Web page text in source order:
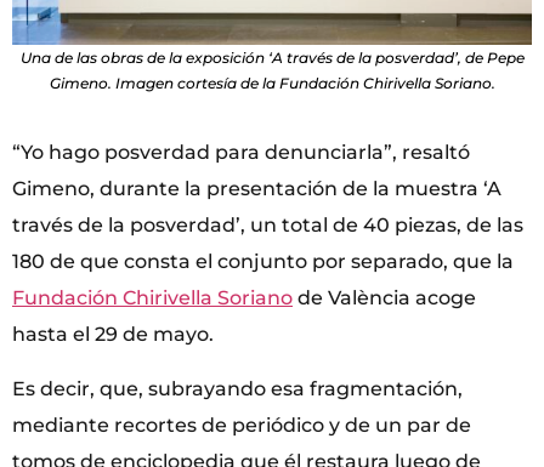
Una de las obras de la exposición ‘A través de la posverdad’, de Pepe
Gimeno. Imagen cortesía de la Fundación Chirivella Soriano.
“Yo hago posverdad para denunciarla”, resaltó
Gimeno, durante la presentación de la muestra ‘A
través de la posverdad’, un total de 40 piezas, de las
180 de que consta el conjunto por separado, que la
Fundación Chirivella Soriano de València acoge
hasta el 29 de mayo.
Es decir, que, subrayando esa fragmentación,
mediante recortes de periódico y de un par de
tomos de enciclopedia que él restaura luego de